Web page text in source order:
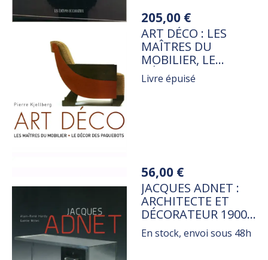
Variations
205,00 €
TITRE
ART DÉCO : LES
MAÎTRES DU
MOBILIER, LE
DÉCOR DES
PAQUEBOTS
Livre épuisé
Variations
56,00 €
TITRE
JACQUES ADNET :
ARCHITECTE ET
DÉCORATEUR 1900-
1984
En stock, envoi sous 48h